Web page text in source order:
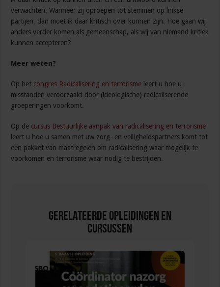
verwachten. Wanneer zij oproepen tot stemmen op linkse
partijen, dan moet ik daar kritisch over kunnen zijn. Hoe gaan wij
anders verder komen als gemeenschap, als wij van niemand kritiek
kunnen accepteren?
Meer weten?
Op het congres Radicalisering en terrorisme leert u hoe u
misstanden veroorzaakt door (ideologische) radicaliserende
groeperingen voorkomt.
Op de cursus Bestuurlijke aanpak van radicalisering en terrorisme
leert u hoe u samen met uw zorg- en veiligheidspartners komt tot
een pakket van maatregelen om radicalisering waar mogelijk te
voorkomen en terrorisme waar nodig te bestrijden.
Gerelateerde Opleidingen en
Cursussen